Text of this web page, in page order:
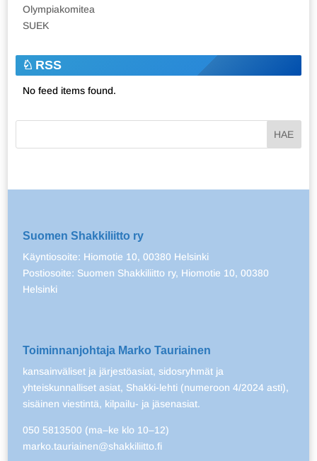
Olympiakomitea
SUEK
RSS
No feed items found.
Suomen Shakkiliitto ry
Käyntiosoite: Hiomotie 10, 00380 Helsinki
Postiosoite: Suomen Shakkiliitto ry, Hiomotie 10, 00380
Helsinki
Toiminnanjohtaja Marko Tauriainen
kansainväliset ja järjestöasiat, sidosryhmät ja
yhteiskunnalliset asiat, Shakki-lehti (numeroon 4/2024 asti),
sisäinen viestintä, kilpailu- ja jäsenasiat.
050 5813500 (ma–ke klo 10–12)
marko.tauriainen@shakkiliitto.fi